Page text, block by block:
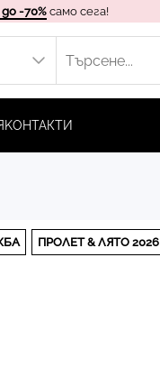
-70%само сега!
KОНТАКТИ
ПРОЛЕТ & ЛЯТО 2026